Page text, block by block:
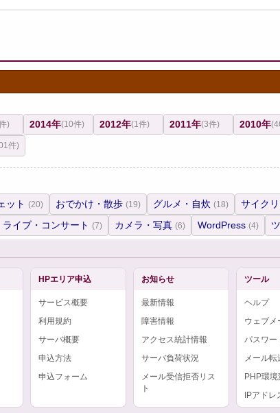
) 2014年(10件) 2012年(1件) 2011年(3件) 2010年
件)
ット (20) おでかけ・散歩 (19) グルメ・自炊 (18) サイク
ライブ・コンサート (7) カメラ・写真 (6) WordPress (4)
HPエリア申込
サービス概要
利用規約
サーバ概要
申込方法
申込フォーム
お知らせ
最新情報
障害情報
アクセス統計情報
サーバ負荷状況
メール受信拒否リス
ト
ツール
ヘルプ
ウェブメ
パスワー
メール転
PHP環境
IPアドレ